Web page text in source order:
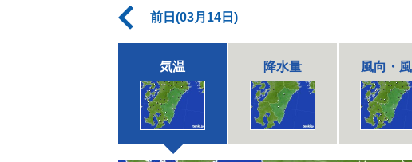
前日(03月14日)
気温 降水量 風向・